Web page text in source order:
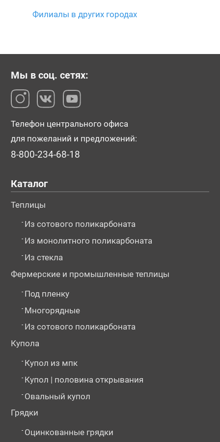
Филиалы в других городах
Мы в соц. сетях:
Телефон центрального офиса
для пожеланий и предложений:
8-800-234-68-18
Каталог
Теплицы
- Из сотового поликарбоната
- Из монолитного поликарбоната
- Из стекла
Фермерские и промышленные теплицы
- Под пленку
- Многорядные
- Из сотового поликарбоната
Купола
- Купол из мпк
- Купол | половина открывания
- Овальный купол
Грядки
- Оцинкованные грядки